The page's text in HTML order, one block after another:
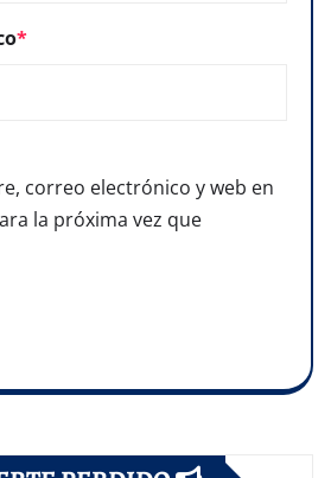
*
correo electrónico y web en
la próxima vez que